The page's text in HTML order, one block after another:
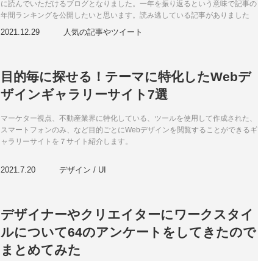
に読んでいただけるブログとなりました。一年を振り返るという意味で記事の
年間ランキングを公開したいと思います。読み逃している記事がありました
ら、年末年始の間でぜひお楽しみください。
2021.12.29 人気の記事やツイート
目的毎に探せる！テーマに特化したWebデ
ザインギャラリーサイト7選
マーケター視点、不動産業界に特化している、ツールを使用して作成された、
スマートフォンのみ、など目的ごとにWebデザインを閲覧することができるギ
ャラリーサイトを７サイト紹介します。
2021.7.20 デザイン / UI
デザイナーやクリエイターにワークスタイ
ルについて64のアンケートをしてきたので
まとめてみた